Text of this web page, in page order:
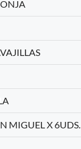
MIGUEL X 6UDS.